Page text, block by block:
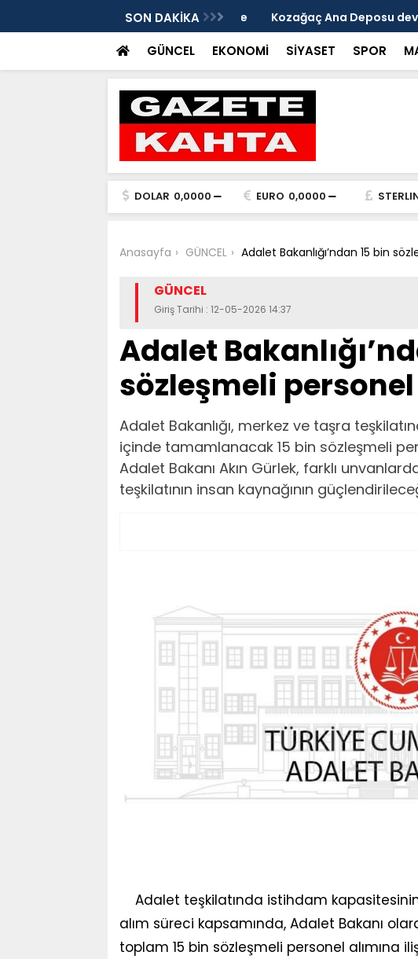
SON DAKİKA
Özbey'in acısı: 'Bu olay hepimize
Kozağaç Ana Deposu
projesinde önemli eşik aşıldı
GÜNCEL EKONOMİ SİYASET SPOR
DOLAR 0,0000 EURO 0,0000
Anasayfa GÜNCEL Adalet Bakanlığı’ndan 15 bin
GÜNCEL
Giriş Tarihi : 12-05-2026 14:37
Adalet
sözleşmeli personel
Adalet Bakanlığı, merkez ve taşra
içinde tamamlanacak 15 bin sözleşmeli
Adalet Bakanı Akın Gürlek, farklı
teşkilatının insan kaynağının
Adalet teşkilatında istihdam
alım süreci kapsamında, Adalet Bakanı
toplam 15 bin sözleşmeli personel alımına